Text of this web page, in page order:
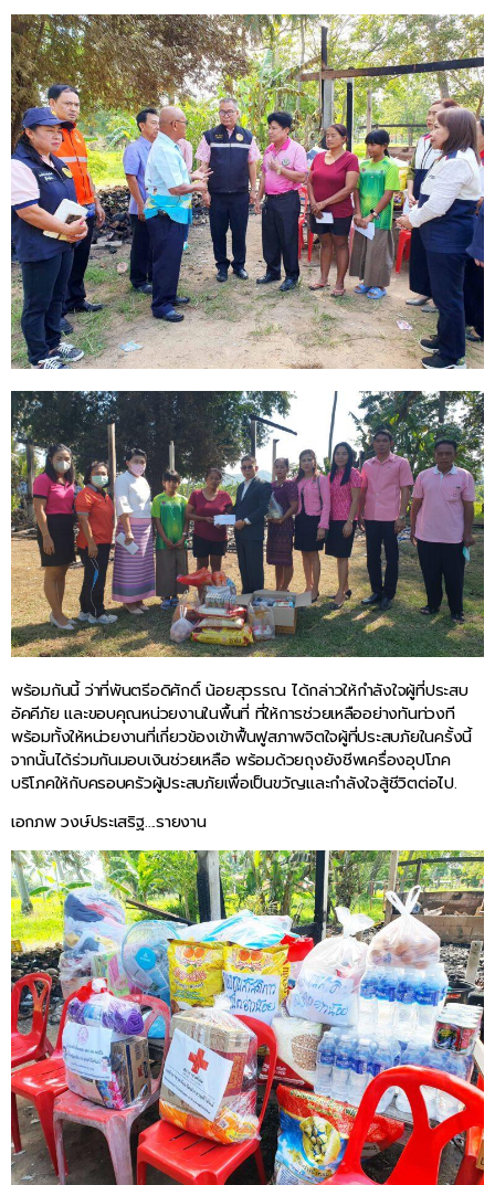
พร้อมกันนี้ ว่าที่พันตรีอดิศักดิ์ น้อยสุวรรณ ได้กล่าวให้กำลังใจผู้ที่ประสบ
อัคคีภัย และขอบคุณหน่วยงานในพื้นที่ ที่ให้การช่วยเหลืออย่างทันท่วงที
พร้อมทั้งให้หน่วยงานที่เกี่ยวข้องเข้าฟื้นฟูสภาพจิตใจผู้ที่ประสบภัยในครั้งนี้
จากนั้นได้ร่วมกันมอบเงินช่วยเหลือ พร้อมด้วยถุงยังชีพเครื่องอุปโภค
บริโภคให้กับครอบครัวผู้ประสบภัยเพื่อเป็นขวัญและกำลังใจสู้ชีวิตต่อไป.
เอกภพ วงษ์ประเสริฐ….รายงาน